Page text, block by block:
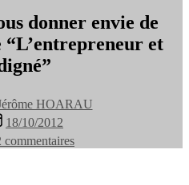
donner envie de
“L’entrepreneur et
HOARAU
18/10/2012
commentaires
Le